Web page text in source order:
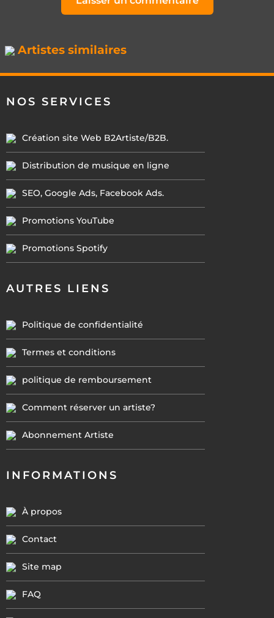
Artistes similaires
NOS SERVICES
Création site Web B2Artiste/B2B.
Distribution de musique en ligne
SEO, Google Ads, Facebook Ads.
Promotions YouTube
Promotions Spotify
AUTRES LIENS
Politique de confidentialité
Termes et conditions
politique de remboursement
Comment réserver un artiste?
Abonnement Artiste
INFORMATIONS
À propos
Contact
Site map
FAQ